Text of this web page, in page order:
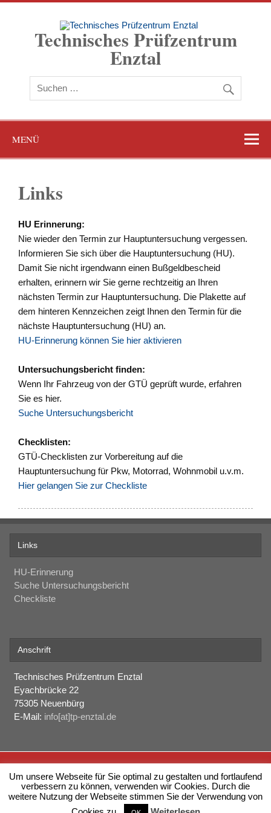
Zum
Technisches Prüfzentrum
Enztal
Hauptuntersuchung in 75305 Neuenbürg
MENÜ
Links
HU Erinnerung:
Nie wieder den Termin zur Hauptuntersuchung vergessen.
Informieren Sie sich über die Hauptuntersuchung (HU).
Damit Sie nicht irgendwann einen Bußgeldbescheid
erhalten, erinnern wir Sie gerne rechtzeitig an Ihren
nächsten Termin zur Hauptuntersuchung. Die Plakette auf
dem hinteren Kennzeichen zeigt Ihnen den Termin für die
nächste Hauptuntersuchung (HU) an.
HU-Erinnerung können Sie hier aktivieren
Untersuchungsbericht finden:
Wenn Ihr Fahrzeug von der GTÜ geprüft wurde, erfahren
Sie es hier.
Suche Untersuchungsbericht
Checklisten:
GTÜ-Checklisten zur Vorbereitung auf die
Hauptuntersuchung für Pkw, Motorrad, Wohnmobil u.v.m.
Hier gelangen Sie zur Checkliste
Links
HU-Erinnerung
Suche Untersuchungsbericht
Checkliste
Anschrift
Technisches Prüfzentrum Enztal
Eyachbrücke 22
75305 Neuenbürg
E-Mail: info[at]tp-enztal.de
Datenschutz
Um unsere Webseite für Sie optimal zu gestalten und fortlaufend
verbessern zu können, verwenden wir Cookies. Durch die
weitere Nutzung der Webseite stimmen Sie der Verwendung von